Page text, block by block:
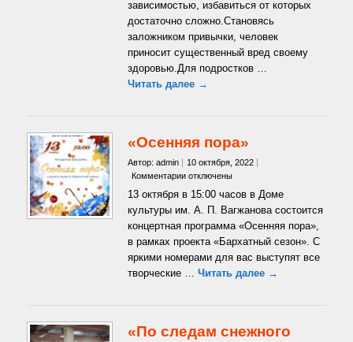
слабых»
зависимостью, избавиться от которых
достаточно сложно.Становясь
заложником привычки, человек
приносит существенный вред своему
здоровью.Для подростков …
Читать далее →
«Осенняя пора»
Автор: admin
10 октября, 2022
Комментариик
записи
пора»
отключены
13 октября в 15:00 часов в Доме
культуры им. А. П. Вагжанова состоится
концертная программа «Осенняя пора»,
в рамках проекта «Бархатный сезон». С
яркими номерами для вас выступят все
творческие … Читать далее →
«По следам снежного